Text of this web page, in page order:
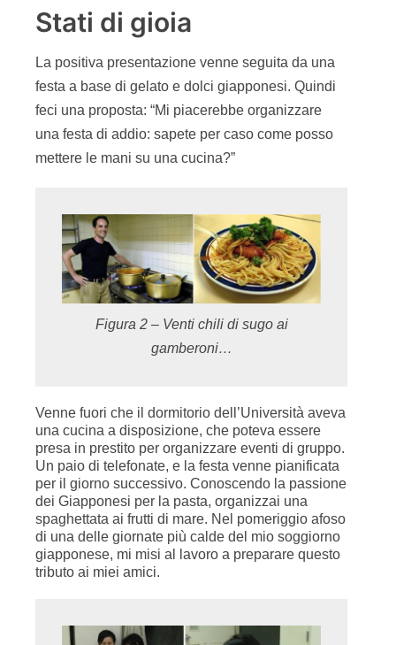
Stati di gioia
La positiva presentazione venne seguita da una
festa a base di gelato e dolci giapponesi. Quindi
feci una proposta: “Mi piacerebbe organizzare
una festa di addio: sapete per caso come posso
mettere le mani su una cucina?”
Figura 2 – Venti chili di sugo ai
gamberoni…
Venne fuori che il dormitorio dell’Università aveva
una cucina a disposizione, che poteva essere
presa in prestito per organizzare eventi di gruppo.
Un paio di telefonate, e la festa venne pianificata
per il giorno successivo. Conoscendo la passione
dei Giapponesi per la pasta, organizzai una
spaghettata ai frutti di mare. Nel pomeriggio afoso
di una delle giornate più calde del mio soggiorno
giapponese, mi misi al lavoro a preparare questo
tributo ai miei amici.